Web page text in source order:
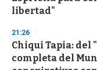
libertad"
21:26
Chiqui Tapia: del
completa del